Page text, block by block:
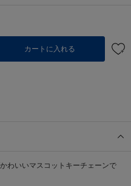
カートに入れる
わいいマスコットキーチェーンで